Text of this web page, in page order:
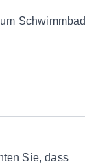
Schwimmbad
Sie, dass